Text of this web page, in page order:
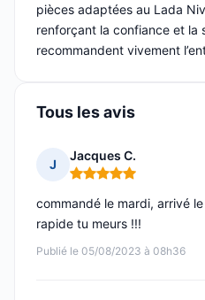
pièces adaptées au Lada
renforçant la confiance et la
recommandent vivement
Tous les avis
J
Jacques C.
Note : 5 sur 5
Publié le 05/08/2023 à 08h36
commandé le mardi, arrivé
rapide tu meurs !!!